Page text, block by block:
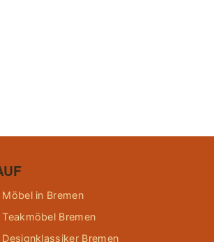
in Bremen
Bremen
Bremen